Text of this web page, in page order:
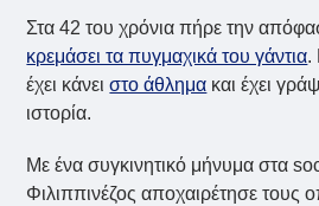
Στα 42 του χρόνια πήρε την
κρεμάσει τα πυγμαχικά του γάντια.
έχει κάνειστο άθλημα και έχει
ιστορία.
Με ένα συγκινητικό μήνυμα στα
Φιλιππινέζος αποχαιρέτησε τους